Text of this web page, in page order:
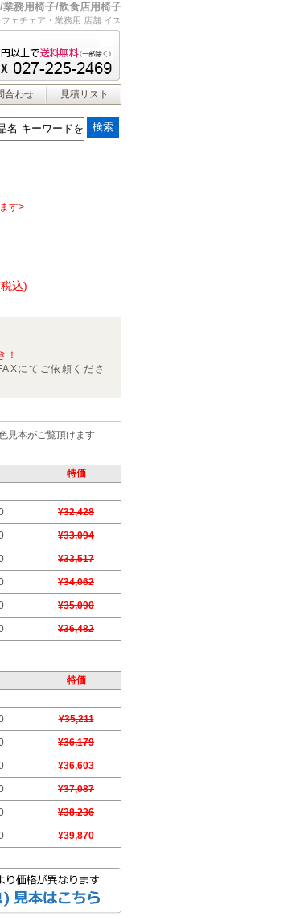
業務用椅子/飲食店用椅子
ェチェア・業務用 店舗 イス
合わせ 見積リスト
す>
込)
！
にてご依頼くださ
見本がご覧頂けます
特価
¥32,428
¥33,094
¥33,517
¥34,062
¥35,090
¥36,482
特価
¥35,211
¥36,179
¥36,603
¥37,087
¥38,236
¥39,870